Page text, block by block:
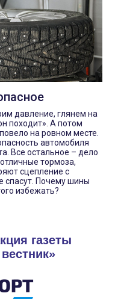
давление, глянем на
походит». А потом
на ровном месте.
автомобиля
Все остальное – дело
тормоза,
сцепление с
спасут. Почему шины
избежать?
газеты